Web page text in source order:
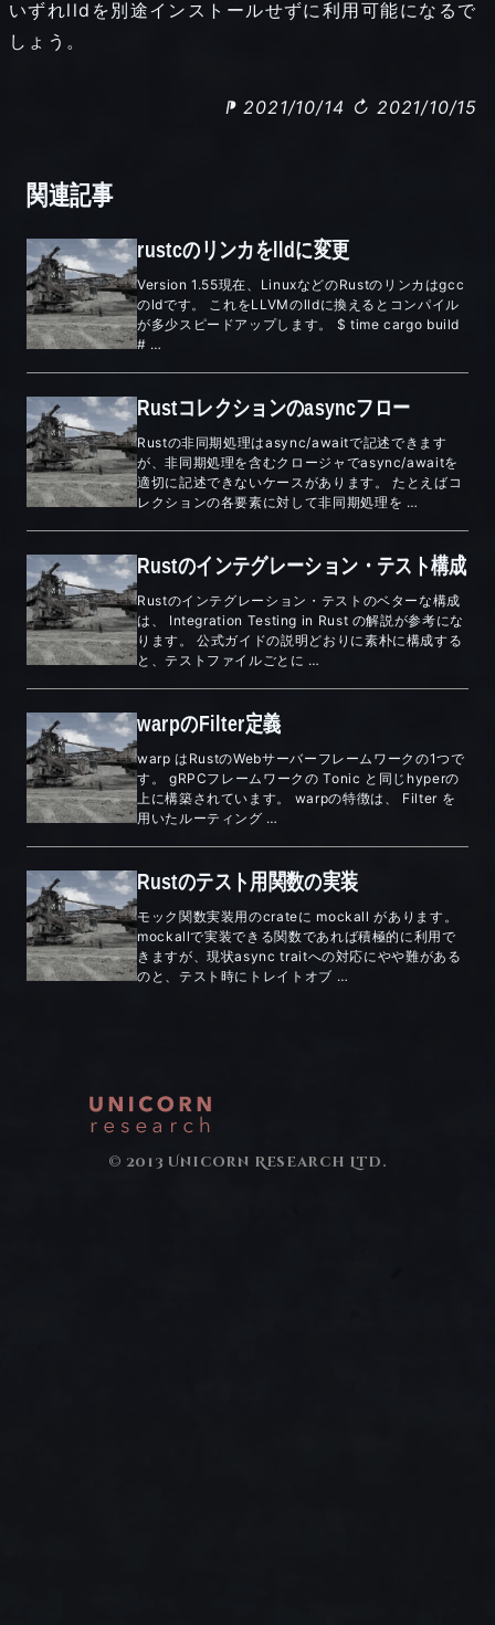
いずれlldを別途インストールせずに利用可能になるで
しょう。
⁋ 2021/10/14 ↻ 2021/10/15
関連記事
rustcのリンカをlldに変更
Version 1.55現在、LinuxなどのRustのリンカはgcc
のldです。 これをLLVMのlldに換えるとコンパイル
が多少スピードアップします。 $ time cargo build
# …
Rustコレクションのasyncフロー
Rustの非同期処理はasync/awaitで記述できます
が、非同期処理を含むクロージャでasync/awaitを
適切に記述できないケースがあります。 たとえばコ
レクションの各要素に対して非同期処理を …
Rustのインテグレーション・テスト構成
Rustのインテグレーション・テストのベターな構成
は、 Integration Testing in Rust の解説が参考にな
ります。 公式ガイドの説明どおりに素朴に構成する
と、テストファイルごとに …
warpのFilter定義
warp はRustのWebサーバーフレームワークの1つで
す。 gRPCフレームワークの Tonic と同じhyperの
上に構築されています。 warpの特徴は、 Filter を
用いたルーティング …
Rustのテスト用関数の実装
モック関数実装用のcrateに mockall があります。
mockallで実装できる関数であれば積極的に利用で
きますが、現状async traitへの対応にやや難がある
のと、テスト時にトレイトオブ …
© 2013 Unicorn Research Ltd.